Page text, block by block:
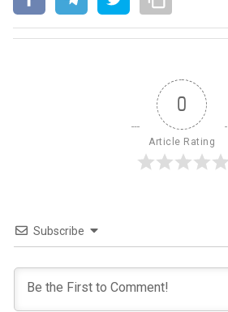
0
Article Rating
Subscribe